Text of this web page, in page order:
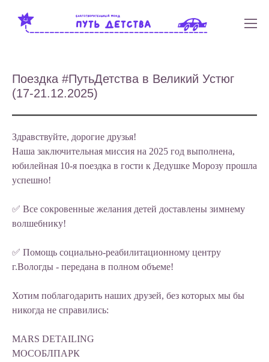
Поездка #ПутьДетства в Великий Устюг
(17-21.12.2025)
Здравствуйте, дорогие друзья!
Наша заключительная миссия на 2025 год выполнена,
юбилейная 10-я поездка в гости к Дедушке Морозу прошла
успешно!
✅ Все сокровенные желания детей доставлены зимнему
волшебнику!
✅ Помощь социально-реабилитационному центру
г.Вологды - передана в полном объеме!
Хотим поблагодарить наших друзей, без которых мы бы
никогда не справились:
MARS DETAILING
МОСОБЛПАРК